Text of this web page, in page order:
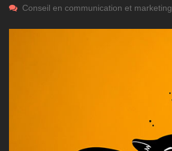
Conseil en communication et marketing